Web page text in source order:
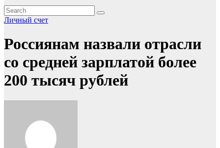
Личный счет
Россиянам назвали отрасли
со средней зарплатой более
200 тысяч рублей